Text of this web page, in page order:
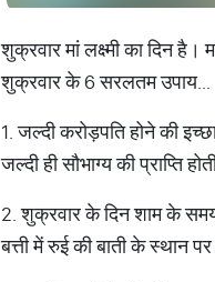
शुक्रवार मां लक्ष्मी का दिन
शुक्रवार के 6 सरलतम उपाय...
1. जल्दी करोड़पति होने की
जल्दी ही सौभाग्य की प्राप्ति
2. शुक्रवार के दिन शाम के समय
बत्ती में रुई की बाती के स्थान